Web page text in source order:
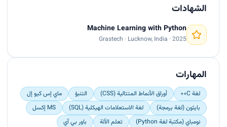
Validation, achieving approximately 86%
using Machine Learning, trained on large text
datasets with encoding and optimization
addition, implemented a Home Automation
System using C++ to strengthen system-level
programming skills and created a web-based
Garbage Collection System using HTML and CSS
to improve user interaction and information
management.</p><p></p>
الشهادات
Machine Learning with Python
Grastech · Lucknow, India · 2025
المهارات
لغة C++ أوراق الأنماط المتتالية (CSS) التنبؤ
ماي إس كيو إل
بايثون (لغة برمجة)
لغة الاستعلامات الهيكلية (SQL)
MS إكسل
نومباي (مكتبة لغة Python)
تعلم الآلة
باور بي آي